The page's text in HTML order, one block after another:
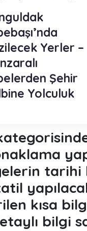
Yerler –
Şehir
Yolculuk
kısa
bilgi